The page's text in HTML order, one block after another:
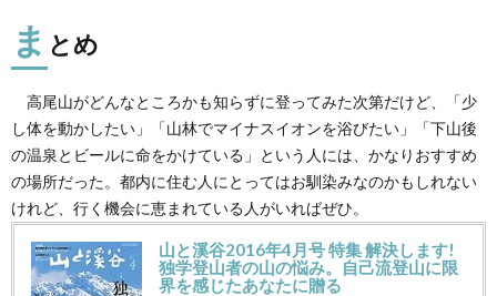
ま とめ
高尾山がどんなところかも知らずに登ってみた次第だけど、「少
し体を動かしたい」「山林でマイナスイオンを浴びたい」「下山後
の温泉とビールに命をかけている」という人には、かなりおすすめ
の場所だった。都内に住む人にとってはお馴染みなのかもしれない
けれど、行く機会に恵まれている人がいればぜひ。
山と溪谷2016年4月号 特集 解決します!
独学登山者の山の悩み。自己流登山に限
界を感じたあなたに贈る